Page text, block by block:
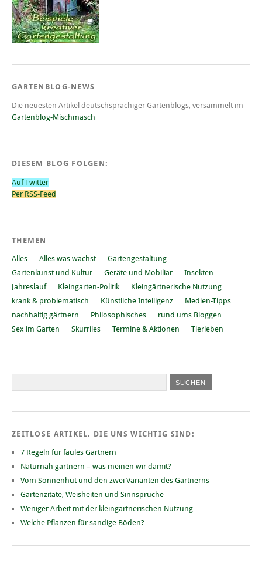
GARTENBLOG-NEWS
Die neuesten Artikel deutschsprachiger Gartenblogs, versammelt im
Gartenblog-Mischmasch
DIESEM BLOG FOLGEN:
Auf Twitter
Per RSS-Feed
THEMEN
Alles Alles was wächst
Gartengestaltung
Gartenkunst und Kultur
Geräte und Mobiliar
Insekten
Jahreslauf
Kleingarten-Politik
Kleingärtnerische Nutzung
krank & problematisch
Künstliche Intelligenz
Medien-Tipps
nachhaltig gärtnern
Philosophisches
rund ums Bloggen
Sex im Garten
Skurriles Termine & Aktionen Tierleben
ZEITLOSE ARTIKEL, DIE UNS WICHTIG SIND:
7 Regeln für faules Gärtnern
Naturnah gärtnern – was meinen wir damit?
Vom Sonnenhut und den zwei Varianten des Gärtnerns
Gartenzitate, Weisheiten und Sinnsprüche
Weniger Arbeit mit der kleingärtnerischen Nutzung
Welche Pflanzen für sandige Böden?